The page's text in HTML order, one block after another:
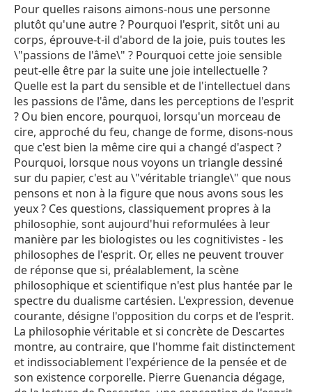
Pour quelles raisons aimons-nous une personne
plutôt qu'une autre ? Pourquoi l'esprit, sitôt uni au
corps, éprouve-t-il d'abord de la joie, puis toutes les
\"passions de l'âme\" ? Pourquoi cette joie sensible
peut-elle être par la suite une joie intellectuelle ?
Quelle est la part du sensible et de l'intellectuel dans
les passions de l'âme, dans les perceptions de l'esprit
? Ou bien encore, pourquoi, lorsqu'un morceau de
cire, approché du feu, change de forme, disons-nous
que c'est bien la même cire qui a changé d'aspect ?
Pourquoi, lorsque nous voyons un triangle dessiné
sur du papier, c'est au \"véritable triangle\" que nous
pensons et non à la figure que nous avons sous les
yeux ? Ces questions, classiquement propres à la
philosophie, sont aujourd'hui reformulées à leur
manière par les biologistes ou les cognitivistes - les
philosophes de l'esprit. Or, elles ne peuvent trouver
de réponse que si, préalablement, la scène
philosophique et scientifique n'est plus hantée par le
spectre du dualisme cartésien. L'expression, devenue
courante, désigne l'opposition du corps et de l'esprit.
La philosophie véritable et si concrète de Descartes
montre, au contraire, que l'homme fait distinctement
et indissociablement l'expérience de la pensée et de
son existence corporelle. Pierre Guenancia dégage,